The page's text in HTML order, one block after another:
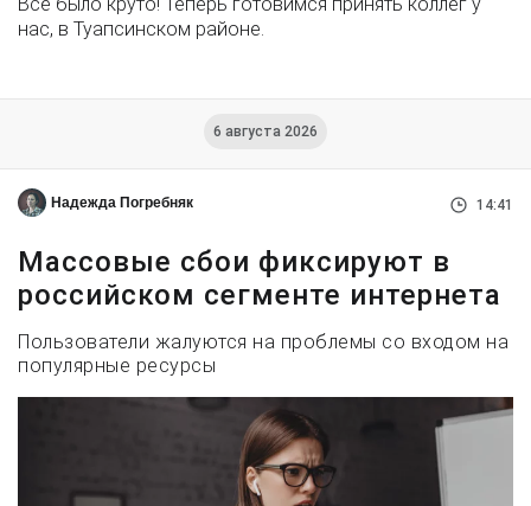
Всё было круто! Теперь готовимся принять коллег у
нас, в Туапсинском районе.
6 августа 2026
Надежда Погребняк 14:41
Массовые сбои фиксируют в
российском сегменте интернета
Пользователи жалуются на проблемы со входом на
популярные ресурсы